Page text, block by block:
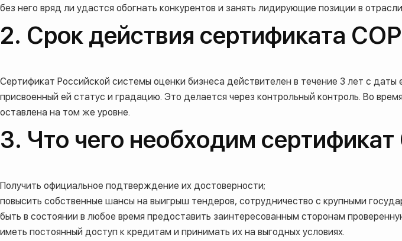
без него вряд ли удастся обогнать конкурентов и занять лидирующие позиции в
2. Срок действия сертификата
Сертификат Российской системы оценки бизнеса действителен в течение 3 лет с
присвоенный ей статус и градацию. Это делается через контрольный контроль. Во
оставлена ​​на том же уровне.
3. Что чего необходим
Получить официальное подтверждение их достоверности;
повысить собственные шансы на выигрыш тендеров, сотрудничество с крупными
быть в состоянии в любое время предоставить заинтересованным сторонам
иметь постоянный доступ к кредитам и принимать их на выгодных условиях.